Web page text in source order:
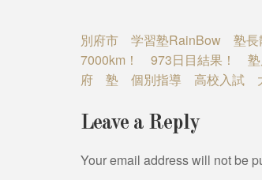
Post
navigation
別府市 学習塾RainBow 塾長
7000km！ 973日目結果！
府 塾 個別指導 高校入試 大
Leave a Reply
Your email address will not be